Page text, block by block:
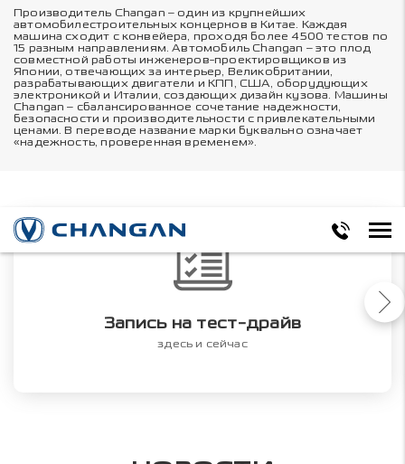
Производитель Changan – один из крупнейших
автомобилестроительных концернов в Китае. Каждая
машина сходит с конвейера, проходя более 4500 тестов по
15 разным направлениям. Автомобиль Changan – это плод
совместной работы инженеров-проектировщиков из
Японии, отвечающих за интерьер, Великобритании,
разрабатывающих двигатели и КПП, США, оборудующих
электроникой и Италии, создающих дизайн кузова. Машины
Changan – сбалансированное сочетание надежности,
безопасности и производительности с привлекательными
ценами. В переводе название марки буквально означает
«надежность, проверенная временем».
Запись на тест-драйв
здесь и сейчас